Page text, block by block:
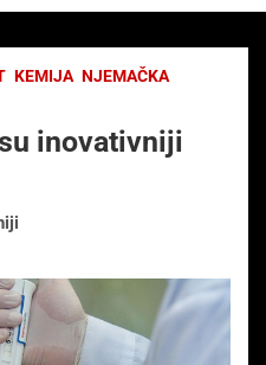
KEMIJA NJEMAČKA
inovativniji